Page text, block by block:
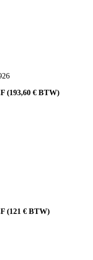
(193,60 € BTW)
(121 € BTW)